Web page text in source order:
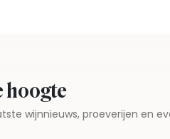
hoogte
wijnnieuws, proeverijen en